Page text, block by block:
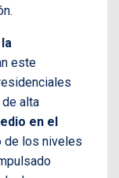
este
alta
en el
de los niveles